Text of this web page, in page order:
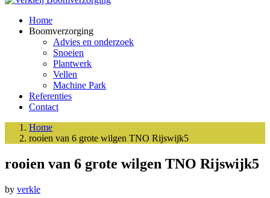
Home
Boomverzorging
Advies en onderzoek
Snoeien
Plantwerk
Vellen
Machine Park
Referenties
Contact
Home
rooien van 6 grote wilgen TNO Rijswijk5
rooien van 6 grote wilgen TNO Rijswijk5
by verkle